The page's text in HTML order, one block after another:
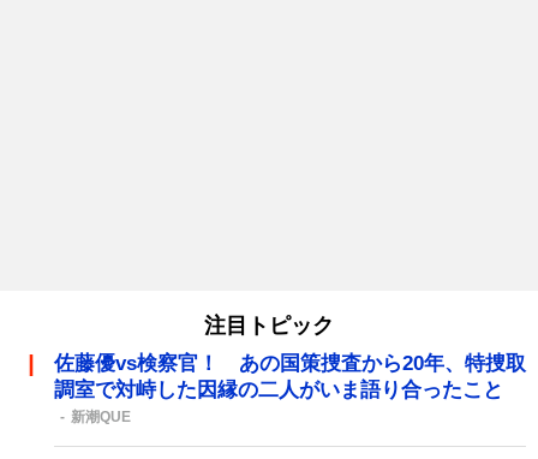
注目トピック
佐藤優vs検察官！ あの国策捜査から20年、特捜取
調室で対峙した因縁の二人がいま語り合ったこと
新潮QUE